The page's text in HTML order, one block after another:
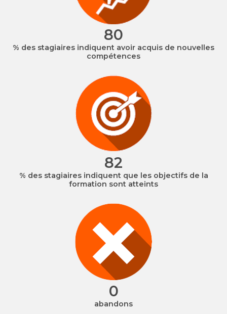
96
% des stagiaires indiquent avoir acquis de nouvelles
compétences
98
% des stagiaires indiquent que les objectifs de la
formation sont atteints
0
abandons